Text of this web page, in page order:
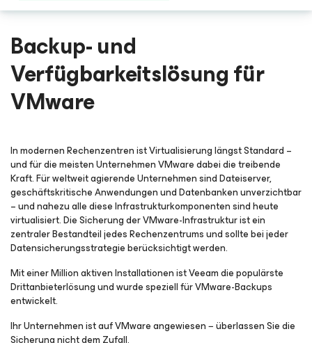
Backup- und
Verfügbarkeitslösung für
VMware
In modernen Rechenzentren ist Virtualisierung längst Standard –
und für die meisten Unternehmen VMware dabei die treibende
Kraft. Für weltweit agierende Unternehmen sind Dateiserver,
geschäftskritische Anwendungen und Datenbanken unverzichtbar
– und nahezu alle diese Infrastrukturkomponenten sind heute
virtualisiert. Die Sicherung der VMware-Infrastruktur ist ein
zentraler Bestandteil jedes Rechenzentrums und sollte bei jeder
Datensicherungsstrategie berücksichtigt werden.
Mit einer Million aktiven Installationen ist Veeam die populärste
Drittanbieterlösung und wurde speziell für VMware-Backups
entwickelt.
Ihr Unternehmen ist auf VMware angewiesen − überlassen Sie die